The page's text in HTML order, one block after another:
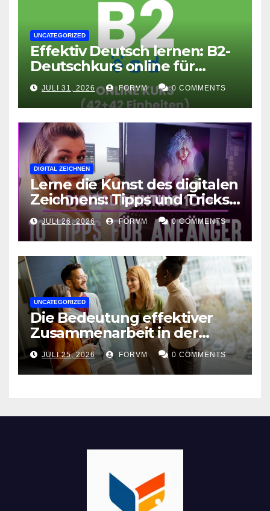
UNCATEGORIZED
Effektiv Deutsch lernen: B2-
Deutschkurs online für
Fortgeschrittene
JULI 31, 2026 FORVM 0 COMMENTS
DIGITAL ZEICHNEN
Lerne die Kunst des digitalen
Zeichnens: Tipps und Tricks
für kreative Ausdruckskunst
JULI 26, 2026 FORVM 0 COMMENTS
UNCATEGORIZED
Die Bedeutung effektiver
Zusammenarbeit in der
Arbeitswelt
JULI 25, 2026 FORVM 0 COMMENTS